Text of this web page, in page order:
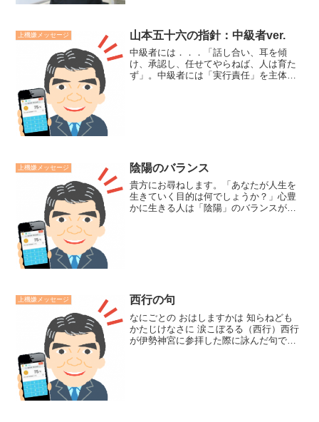
上機嫌メッセージ 山本五十六の指針：中級者ver.
中級者には．．．「話し合い、耳を傾
け、承認し、任せてやらねば、人は育た
ず」。中級者には「実行責任」を主体的
上機嫌メッセージ 陰陽のバランス
貴方にお尋ねします。「あなたが人生を
生きていく目的は何でしょうか？」心豊
かに生きる人は「陰陽」のバランスがと
上機嫌メッセージ 西行の句
なにごとの おはしますかは 知らねども
かたじけなさに 涙こぼるる（西行）西行
が伊勢神宮に参拝した際に詠んだ句で